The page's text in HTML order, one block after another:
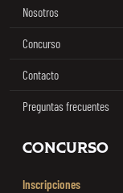
Nosotros
Concurso
Contacto
Preguntas frecuentes
CONCURSO
Inscripciones